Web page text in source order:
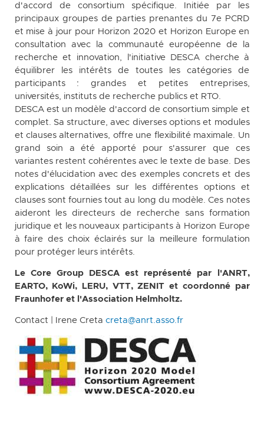
d'accord de consortium spécifique. Initiée par les
principaux groupes de parties prenantes du 7e PCRD
et mise à jour pour Horizon 2020 et Horizon Europe en
consultation avec la communauté européenne de la
recherche et innovation, l'initiative DESCA cherche à
équilibrer les intérêts de toutes les catégories de
participants : grandes et petites entreprises,
universités, instituts de recherche publics et RTO.
DESCA est un modèle d'accord de consortium simple et
complet. Sa structure, avec diverses options et modules
et clauses alternatives, offre une flexibilité maximale. Un
grand soin a été apporté pour s'assurer que ces
variantes restent cohérentes avec le texte de base. Des
notes d'élucidation avec des exemples concrets et des
explications détaillées sur les différentes options et
clauses sont fournies tout au long du modèle. Ces notes
aideront les directeurs de recherche sans formation
juridique et les nouveaux participants à Horizon Europe
à faire des choix éclairés sur la meilleure formulation
pour protéger leurs intérêts.
Le Core Group DESCA est représenté par l'ANRT,
EARTO, KoWi, LERU, VTT, ZENIT et coordonné par
Fraunhofer et l'Association Helmholtz.
Contact | Irene Creta creta@anrt.asso.fr